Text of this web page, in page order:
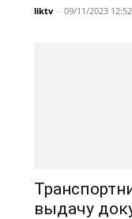
liktv - 09/11/2023 12:52
выдачу